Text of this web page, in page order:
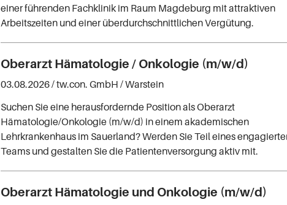
einer führenden Fachklinik im Raum Magdeburg mit attraktiven
Arbeitszeiten und einer überdurchschnittlichen Vergütung.
Oberarzt Hämatologie / Onkologie (m/w/d)
03.08.2026 /tw.con. GmbH / Warstein
Suchen Sie eine herausfordernde Position als Oberarzt
Hämatologie/Onkologie (m/w/d) in einem akademischen
Lehrkrankenhaus im Sauerland? Werden Sie Teil eines
Teams und gestalten Sie die Patientenversorgung aktiv mit.
Oberarzt Hämatologie und Onkologie (m/w/d)